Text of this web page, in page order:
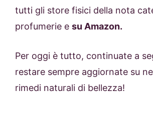
tutti gli store fisici della nota
profumerie e su Amazon.
Per oggi è tutto, continuate a
restare sempre aggiornate su
rimedi naturali di bellezza!